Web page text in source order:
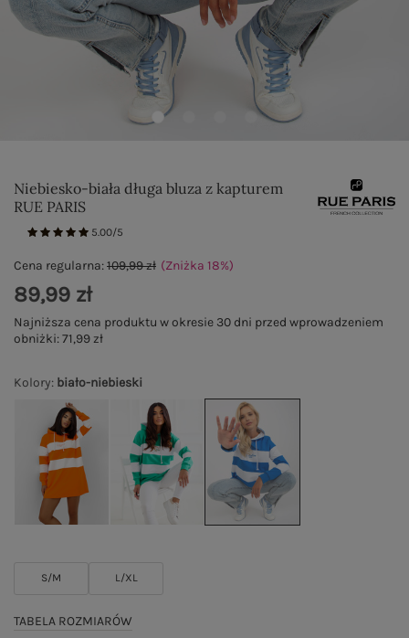
Niebiesko-biała długa bluza z kapturem
RUE PARIS
5.00/5
Kolory: biało-niebieski
S/M L/XL
TABELA ROZMIARÓW
Cena regularna:109,99 zł (Zniżka 18%)
89,99 zł
Najniższa cena produktu w okresie 30 dni przed wprowadzeniem
obniżki:71,99 zł